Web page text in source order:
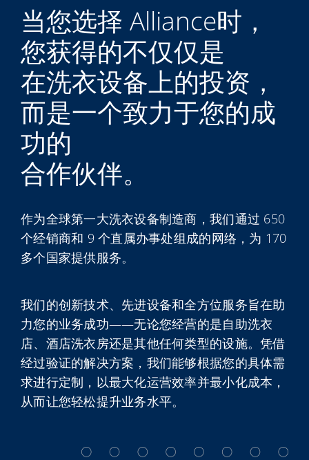
联系我们
My Alliance
当您选择 Alliance时，
您获得的不仅仅是
在洗衣设备上的投资，
而是一个致力于您的成
功的
合作伙伴。
作为全球第一大洗衣设备制造商，我们通过 650
个经销商和 9 个直属办事处组成的网络，为 170
多个国家提供服务。
我们的创新技术、先进设备和全方位服务旨在助
力您的业务成功——无论您经营的是自助洗衣
店、酒店洗衣房还是其他任何类型的设施。凭借
经过验证的解决方案，我们能够根据您的具体需
求进行定制，以最大化运营效率并最小化成本，
从而让您轻松提升业务水平。